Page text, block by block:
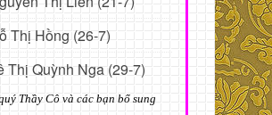
Thị Hồng (26-7)
Thị Quỳnh Nga (29-7)
Thầy Cô và các bạn bổ sung